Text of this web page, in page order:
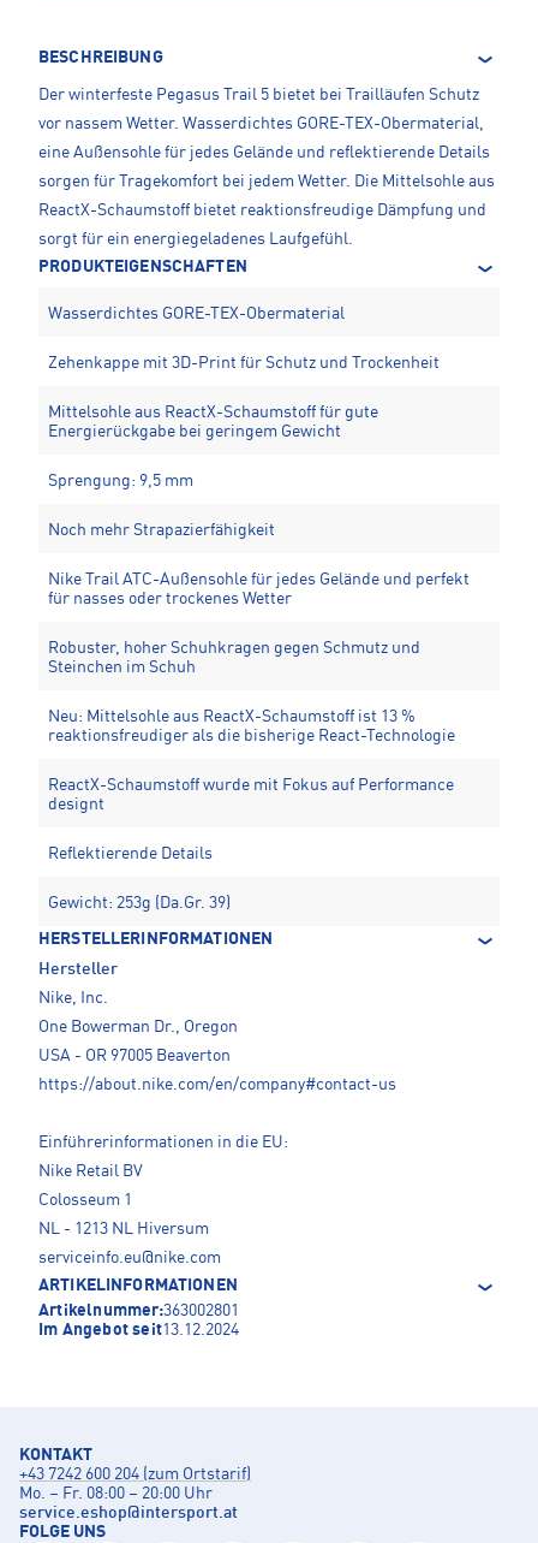
BESCHREIBUNG
Der winterfeste Pegasus Trail 5 bietet bei Trailläufen Schutz
vor nassem Wetter. Wasserdichtes GORE-TEX-Obermaterial,
eine Außensohle für jedes Gelände und reflektierende Details
sorgen für Tragekomfort bei jedem Wetter. Die Mittelsohle aus
ReactX-Schaumstoff bietet reaktionsfreudige Dämpfung und
sorgt für ein energiegeladenes Laufgefühl.
PRODUKTEIGENSCHAFTEN
Wasserdichtes GORE-TEX-Obermaterial
Zehenkappe mit 3D-Print für Schutz und Trockenheit
Mittelsohle aus ReactX-Schaumstoff für gute
Energierückgabe bei geringem Gewicht
Sprengung: 9,5 mm
Noch mehr Strapazierfähigkeit
Nike Trail ATC-Außensohle für jedes Gelände und perfekt
für nasses oder trockenes Wetter
Robuster, hoher Schuhkragen gegen Schmutz und
Steinchen im Schuh
Neu: Mittelsohle aus ReactX-Schaumstoff ist 13 %
reaktionsfreudiger als die bisherige React-Technologie
ReactX-Schaumstoff wurde mit Fokus auf Performance
designt
Reflektierende Details
Gewicht: 253g (Da.Gr. 39)
HERSTELLERINFORMATIONEN
Hersteller
Nike, Inc.
One Bowerman Dr., Oregon
USA - OR 97005 Beaverton
https://about.nike.com/en/company#contact-us
Einführerinformationen in die EU:
Nike Retail BV
Colosseum 1
NL - 1213 NL Hiversum
serviceinfo.eu@nike.com
ARTIKELINFORMATIONEN
Artikelnummer:363002801
Im Angebot seit13.12.2024
KONTAKT
+43 7242 600 204 (zum Ortstarif)
Mo. – Fr. 08:00 – 20:00 Uhr
service.eshop@intersport.at
FOLGE UNS